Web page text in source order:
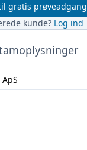
gratis prøveadgang
kunde? Log ind
ApS